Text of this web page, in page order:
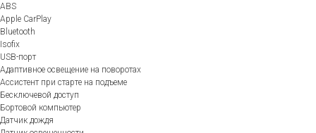
ABS
Apple CarPlay
Bluetooth
Isofix
USB-порт
Адаптивное освещение на поворотах
Ассистент при старте на подъеме
Бесключевой доступ
Бортовой компьютер
Датчик дождя